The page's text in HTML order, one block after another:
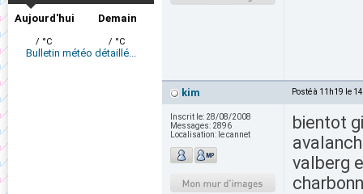
Aujourd'hui
/ °C
Demain
/ °C
Bulletin météo détaillé...
kim Posté à 11h19 le
Inscrit le: 28/08/2008
Messages: 2896
Localisation: le cannet
bientot
valberg